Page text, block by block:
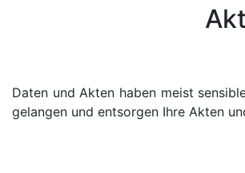
Daten und Akten haben meist
gelangen und entsorgen Ihre Akten